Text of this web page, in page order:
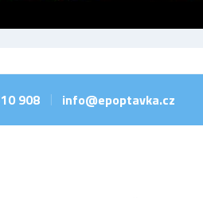
908 info@epoptavka.cz